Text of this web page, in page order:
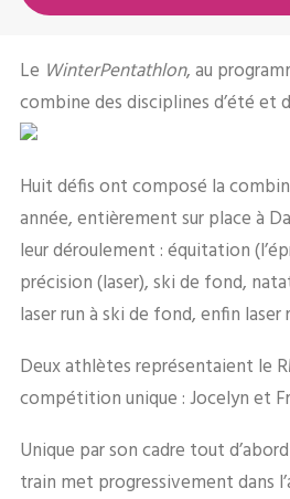
Le WinterPentathlon, au
combine des disciplines d’été et
Huit défis ont composé la
année, entièrement sur place à
leur déroulement : équitation
précision (laser), ski de fond,
laser run à ski de fond, enfin laser
Deux athlètes représentaient le
compétition unique : Jocelyn et
Unique par son cadre tout
train met progressivement dans